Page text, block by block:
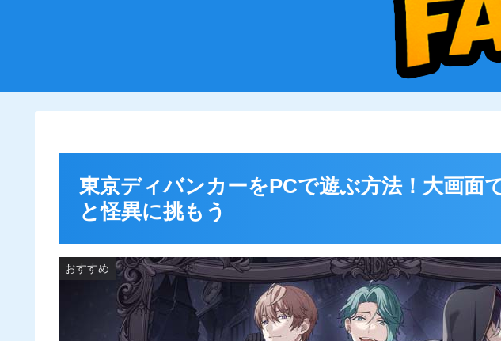
東京ディバンカーをPCで遊ぶ方法！大画面
と怪異に挑もう
おすすめ